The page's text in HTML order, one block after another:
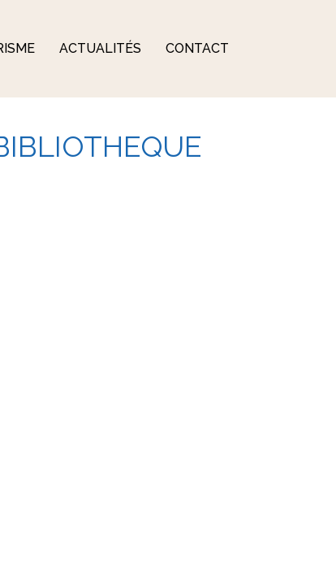
ACTUALITÉS CONTACT